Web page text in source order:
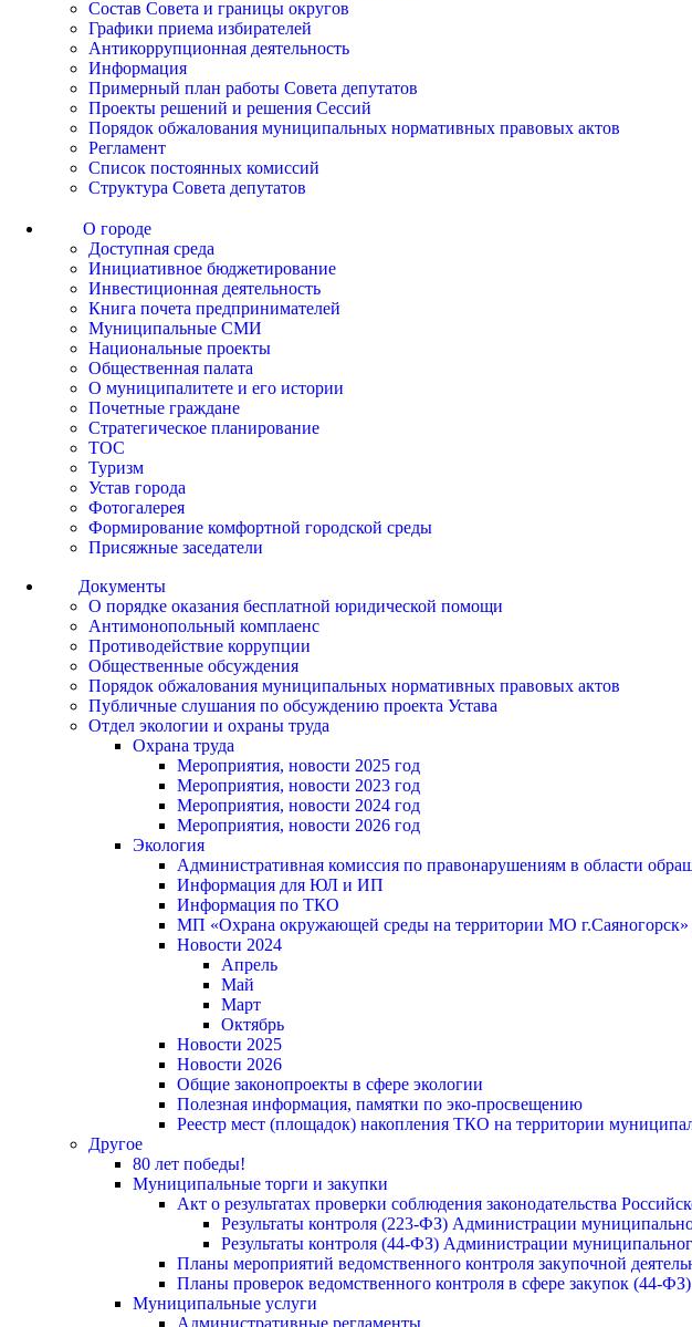
Состав Совета и границы округов
Графики приема избирателей
Антикоррупционная деятельность
Информация
Примерный план работы Совета депутатов
Проекты решений и решения Сессий
Порядок обжалования муниципальных нормативных правовых актов
Регламент
Список постоянных комиссий
Структура Совета депутатов
О городе
Доступная среда
Инициативное бюджетирование
Инвестиционная деятельность
Книга почета предпринимателей
Муниципальные СМИ
Национальные проекты
Общественная палата
О муниципалитете и его истории
Почетные граждане
Стратегическое планирование
ТОС
Туризм
Устав города
Фотогалерея
Формирование комфортной городской среды
Присяжные заседатели
Документы
О порядке оказания бесплатной юридической помощи
Антимонопольный комплаенс
Противодействие коррупции
Общественные обсуждения
Порядок обжалования муниципальных нормативных правовых актов
Публичные слушания по обсуждению проекта Устава
Отдел экологии и охраны труда
Охрана труда
Мероприятия, новости 2025 год
Мероприятия, новости 2023 год
Мероприятия, новости 2024 год
Мероприятия, новости 2026 год
Экология
Административная комиссия по правонарушениям в области
Информация для ЮЛ и ИП
Информация по ТКО
МП «Охрана окружающей среды на территории МО г.Саяногорск»
Новости 2024
Апрель
Май
Март
Октябрь
Новости 2025
Новости 2026
Общие законопроекты в сфере экологии
Полезная информация, памятки по эко-просвещению
Реестр мест (площадок) накопления ТКО на территории
Другое
80 лет победы!
Муниципальные торги и закупки
Акт о результатах проверки соблюдения законодательства
Результаты контроля (223-ФЗ) Администрации
Результаты контроля (44-ФЗ) Администрации
Планы мероприятий ведомственного контроля закупочной
Планы проверок ведомственного контроля в сфере закупок (44-
Муниципальные услуги